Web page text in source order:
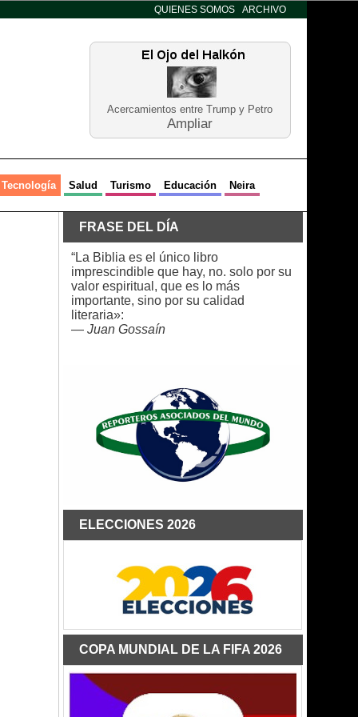
QUIENES SOMOS ARCHIVO
Acercamientos entre Trump y Petro
Ampliar
Tecnología Salud Turismo Educación Neira
FRASE DEL DÍA
“La Biblia es el único libro
imprescindible que hay, no. solo por su
valor espiritual, que es lo más
importante, sino por su calidad
literaria»:
— Juan Gossaín
ELECCIONES 2026
COPA MUNDIAL DE LA FIFA 2026